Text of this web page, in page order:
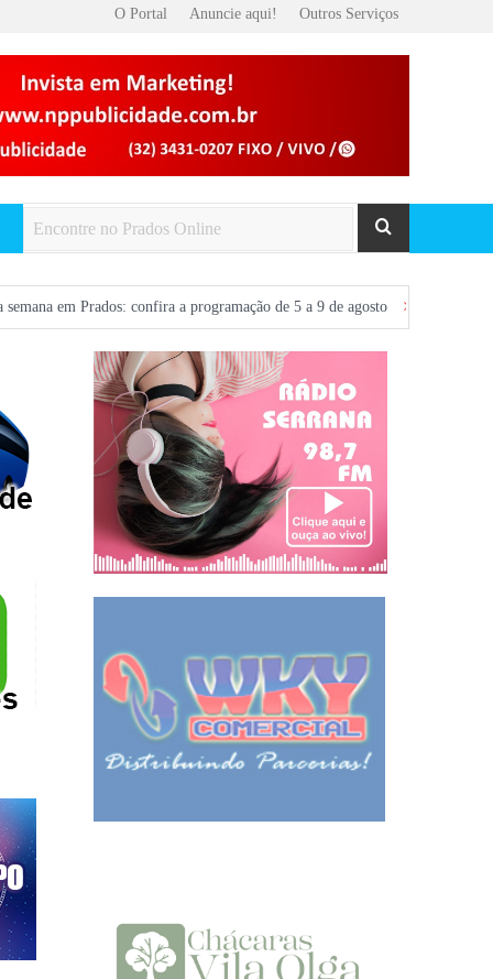
O Portal Anuncie aqui! Outros Serviços
confira a programação de 5 a 9 de agosto Voos entre São João del-